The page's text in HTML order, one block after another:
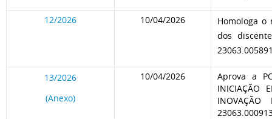
12/2026 10/04/2026
Homologa
dos
13/2026
(Anexo)
10/04/2026
Aprova a
INICIAÇÃO